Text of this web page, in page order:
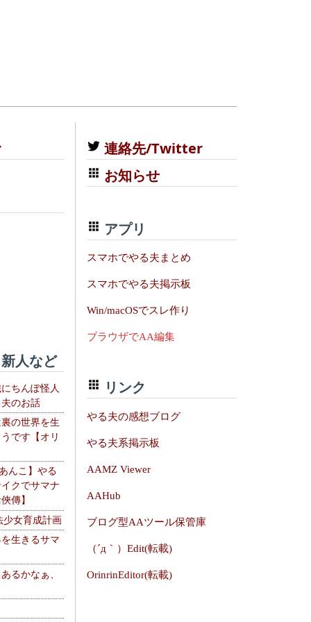
人など
ちんぽ怪人
のお話
の世界を生
です【オリ
んこ】やる
クでサマナ
傳】
女育成計画
生きるサマ
るかなぁ、
連絡先/Twitter
お知らせ
アプリ
スマホでやる夫まとめ
スマホでやる夫掲示板
Win/macOSでスレ作り
ブラウザでAA編集
リンク
やる夫の感想ブログ
やる夫系掲示板
AAMZ Viewer
AAHub
ブログ型AAツール保管庫
（´д｀）Edit(転載)
OrinrinEditor(転載)